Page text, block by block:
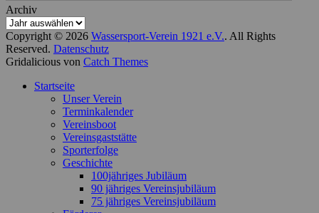
Archiv
Copyright © 2026 Wassersport-Verein 1921 e.V.. All Rights
Reserved. Datenschutz
Gridalicious von Catch Themes
oben
Startseite
Unser Verein
Terminkalender
Vereinsboot
Vereinsgaststätte
Sporterfolge
Geschichte
100jähriges Jubiläum
90 jähriges Vereinsjubiläum
75 jähriges Vereinsjubiläum